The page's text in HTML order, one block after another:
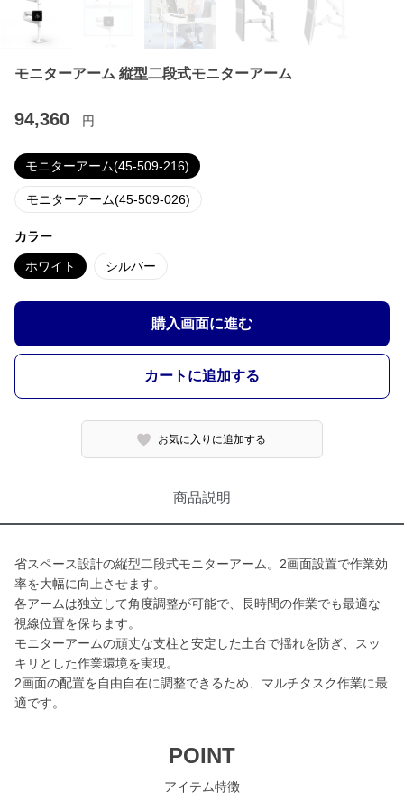
モニターアーム 縦型二段式モニターアーム
94,360 円
モニターアーム(45-509-216)
モニターアーム(45-509-026)
カラー
ホワイト シルバー
購入画面に進む
カートに追加する
お気に入りに追加する
商品説明
省スペース設計の縦型二段式モニターアーム。2画面設置で作業効
率を大幅に向上させます。
各アームは独立して角度調整が可能で、長時間の作業でも最適な
視線位置を保ちます。
モニターアームの頑丈な支柱と安定した土台で揺れを防ぎ、スッ
キリとした作業環境を実現。
2画面の配置を自由自在に調整できるため、マルチタスク作業に最
適です。
POINT
アイテム特徴